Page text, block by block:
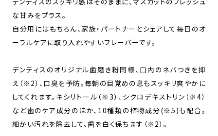
な甘みをプラス。
自分用にはもちろん、家族・パートナーとシェアして毎日のオ
ーラルケアに取り入れやすいフレーバーです。
デンティスのオリジナル歯磨き粉同様、口内のネバつきを抑
え（※2）、口臭を予防。毎朝の目覚めの息もスッキリ爽やかに
してくれます。キシリトール（※3）、シクロデキストリン（※4）
など歯のケア成分のほか、10種類の植物成分(※5)も配合。
細かい汚れを除去して、歯を白く保ちます（※2）。